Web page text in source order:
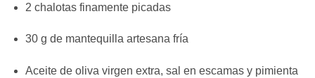
2 chalotas finamente picadas
30 g de mantequilla artesana fría
Aceite de oliva virgen extra, sal en escamas y pimienta